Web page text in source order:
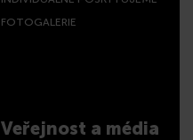
FOTOGALERIE
Veřejnost a média